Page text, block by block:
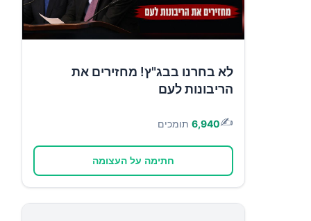
לא בחרנו בבג"ץ! מחזירים את
הריבונות לעם
✍️
6,940 תומכים
חתימה על העצומה